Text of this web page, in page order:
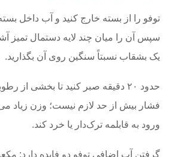
توفو را از بسته خارج کنید و آب داخل
سپس آن را میان چند لایه دستمال تمیز
یک بشقاب نسبتاً سنگین روی آن بگذارید.
حدود ۲۰ دقیقه صبر کنید تا بخشی
فشار بیش از حد لازم نیست؛ وزن زیاد
ورود به قابلمه ترک‌دار یا خرد کند.
گرفتن آب اضافی توفو دو فایده دارد: